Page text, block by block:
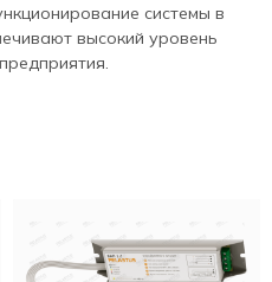
системы в
высокий уровень